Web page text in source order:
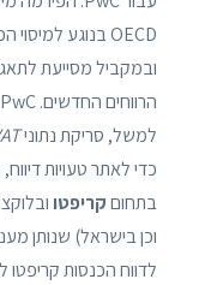
ובמקביל מסייעת
הרווחים החדשים. PwC גם משקיעה בתחום
למשל, סריקת נתוני
כדי לאתר טעויות
בתחוםקריפטו
לדווח הכנסות